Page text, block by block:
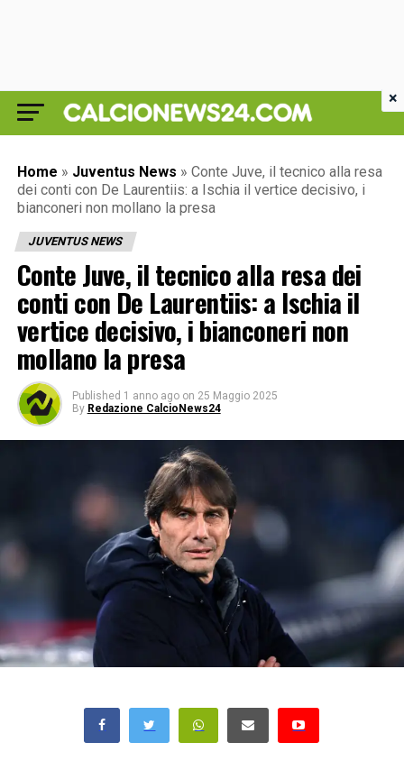
Home » Juventus News » Conte Juve, il tecnico alla resa
dei conti con De Laurentiis: a Ischia il vertice decisivo, i
bianconeri non mollano la presa
JUVENTUS NEWS
Conte Juve, il tecnico alla resa dei
conti con De Laurentiis: a Ischia il
vertice decisivo, i bianconeri non
mollano la presa
Published 1 anno ago on 25 Maggio 2025
By Redazione CalcioNews24
×